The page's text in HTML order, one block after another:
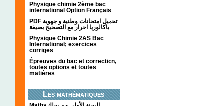
Physique chimie 2ème bac
international Option Français
PDF تحميل امتحانات وطنية و جهوية
باكالوريا احرار مع التصحيح بصيغة
Physique Chimie 2AS Bac
International; exercices
corriges
Épreuves du bac et correction,
toutes options et toutes
matières
Les mathématiques